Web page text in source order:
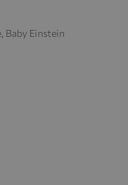
Baby Einstein